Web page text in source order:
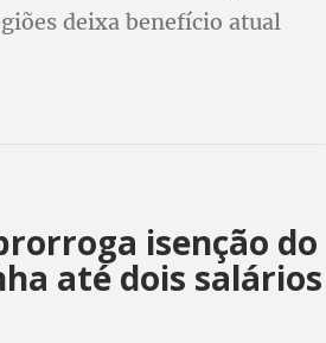
deixa benefício atual
isenção do
até dois salários